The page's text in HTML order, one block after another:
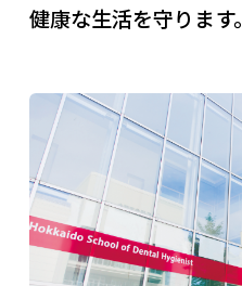
健康な生活を守ります。